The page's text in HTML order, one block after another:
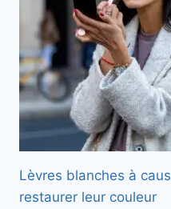
Lèvres blanches à
restaurer leur couleur